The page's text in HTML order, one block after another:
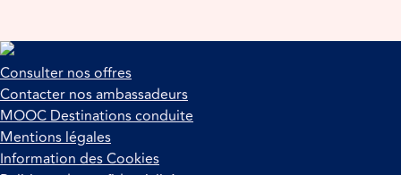
Consulter nos offres
Contacter nos ambassadeurs
MOOC Destinations conduite
Mentions légales
Information des Cookies